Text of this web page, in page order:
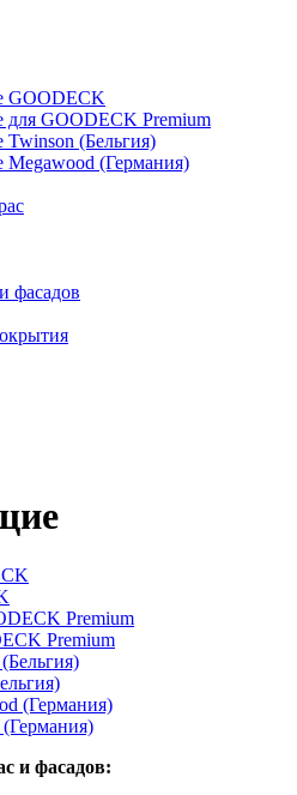
GOODECK
GOODECK Premium
(Бельгия)
(Германия)
фасадов
Premium
и фасадов: